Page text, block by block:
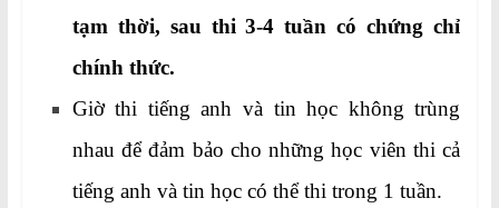
tạm thời, sau thi 3-4 tuần có chứng chỉ
chính thức.
Giờ thi tiếng anh và tin học không trùng
nhau để đảm bảo cho những học viên thi cả
tiếng anh và tin học có thể thi trong 1 tuần.